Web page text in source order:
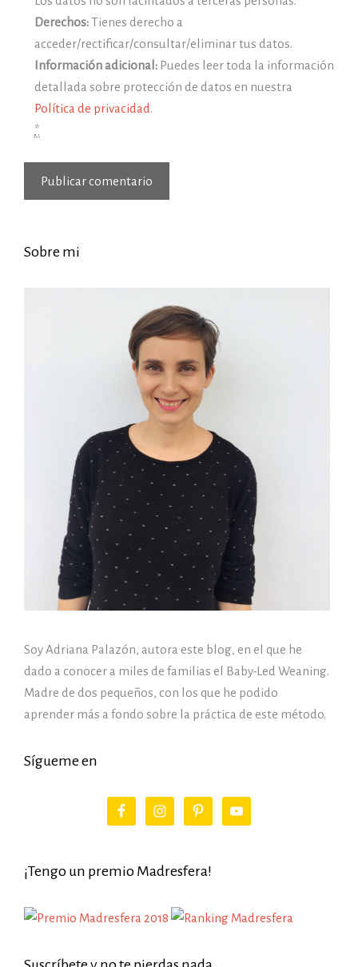
Derechos:Tienes derecho a
acceder/rectificar/consultar/eliminar tus datos.
Información adicional: Puedes leer toda la información
detallada sobre protección de datos en nuestra
Política de privacidad .
*
Sobre mi
Soy Adriana Palazón, autora este blog, en el que he
dado a conocer a miles de familias el Baby-Led Weaning.
Madre de dos pequeños, con los que he podido
aprender más a fondo sobre la práctica de este método.
Sígueme en
¡Tengo un premio Madresfera!